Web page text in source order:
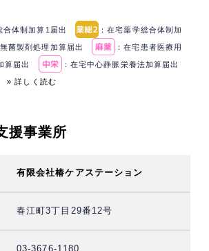
合体制加算1届出 ：在宅薬学総合体制加
無菌製剤処理加算届出 ：在宅患者医療用
算届出 ：在宅中心静脈栄養法加算届出
» 詳しく読む
援事業所
有限会社椿ケアステーション
春江町3丁目29番12号
03-3676-1180